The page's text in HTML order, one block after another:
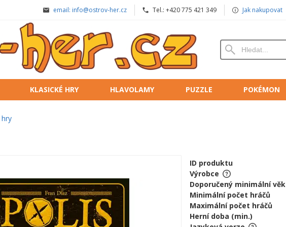
email: info@ostrov-her.cz Tel.: +420 775 421 349 Jak nakupovat
KLASICKÉ HRY HLAVOLAMY PUZZLE POKÉMON
ID produktu
Výrobce
Doporučený minimální věk
Minimální počet hráčů
Maximální počet hráčů
Herní doba (min.)